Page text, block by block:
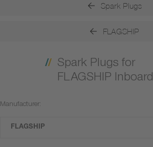
Spark Plugs
FLAGSHIP
Spark Plugs for
FLAGSHIP Inboard
Manufacturer:
FLAGSHIP